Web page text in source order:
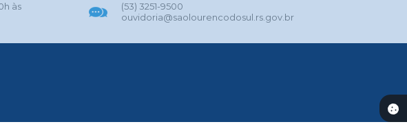
às
(53) 3251-9500
ouvidoria@saolourencodosul.rs.gov.br